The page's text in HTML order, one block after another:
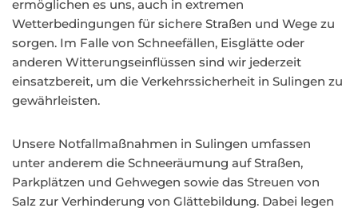
ermöglichen es uns, auch in extremen
Wetterbedingungen für sichere Straßen und Wege zu
sorgen. Im Falle von Schneefällen, Eisglätte oder
anderen Witterungseinflüssen sind wir jederzeit
einsatzbereit, um die Verkehrssicherheit in Sulingen zu
gewährleisten.
Unsere Notfallmaßnahmen in Sulingen umfassen
unter anderem die Schneeräumung auf Straßen,
Parkplätzen und Gehwegen sowie das Streuen von
Salz zur Verhinderung von Glättebildung. Dabei legen